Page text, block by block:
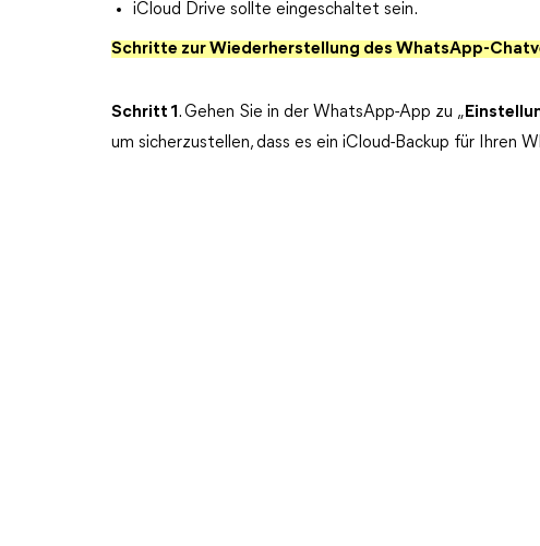
iCloud Drive sollte eingeschaltet sein.
Schritte zur Wiederherstellung des WhatsApp-
Schritt 1 . Gehen Sie in der WhatsApp-App zu „
um sicherzustellen, dass es ein iCloud-Backup für Ihren